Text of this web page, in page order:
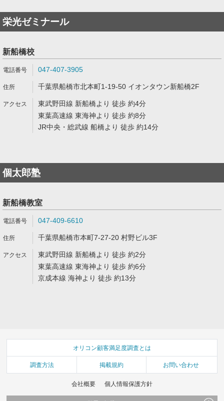
栄光ゼミナール
新船橋校
047-407-3905
千葉県船橋市北本町1-19-50 イオンタウン新船橋2F
東武野田線 新船橋より 徒歩 約4分
東葉高速線 東海神より 徒歩 約8分
JR中央・総武線 船橋より 徒歩 約14分
個太郎塾
新船橋教室
047-409-6610
千葉県船橋市本町7-27-20 村野ビル3F
東武野田線 新船橋より 徒歩 約2分
東葉高速線 東海神より 徒歩 約6分
京成本線 海神より 徒歩 約13分
オリコン顧客満足度調査とは
調査方法 掲載規約 お問い合わせ
会社概要 個人情報保護方針